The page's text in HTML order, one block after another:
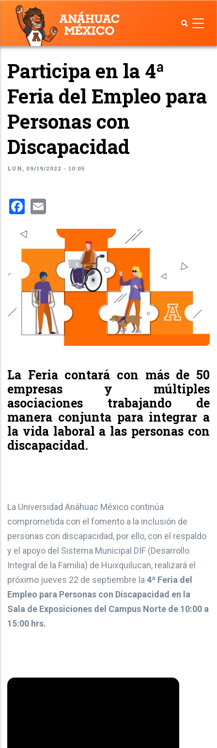
Pasar
contenido
principal
Participa en la 4ª
Feria del Empleo para
Personas con
Discapacidad
LUN, 09/19/2022 - 10:05
Facebook
La Feria contará con más de 50
empresas y múltiples
asociaciones trabajando de
manera conjunta para integrar a
la vida laboral a las personas con
discapacidad.
La Universidad Anáhuac México continúa
comprometida con el fomento a la inclusión de
personas con discapacidad, por ello, con el respaldo
y el apoyo del Sistema Municipal DIF (Desarrollo
Integral de la Familia) de Huixquilucan, realizará el
próximo jueves 22 de septiembre la 4ª Feria del
Empleo para Personas con Discapacidad en la
Sala de Exposiciones del Campus Norte de 10:00 a
15:00 hrs.